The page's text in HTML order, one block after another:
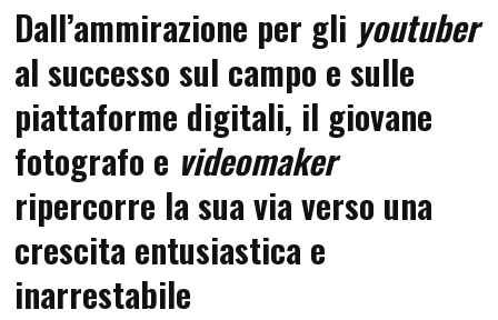
Dall’ammirazione per gli youtuber
al successo sul campo e sulle
piattaforme digitali, il giovane
fotografo e videomaker
ripercorre la sua via verso una
crescita entusiastica e
inarrestabile